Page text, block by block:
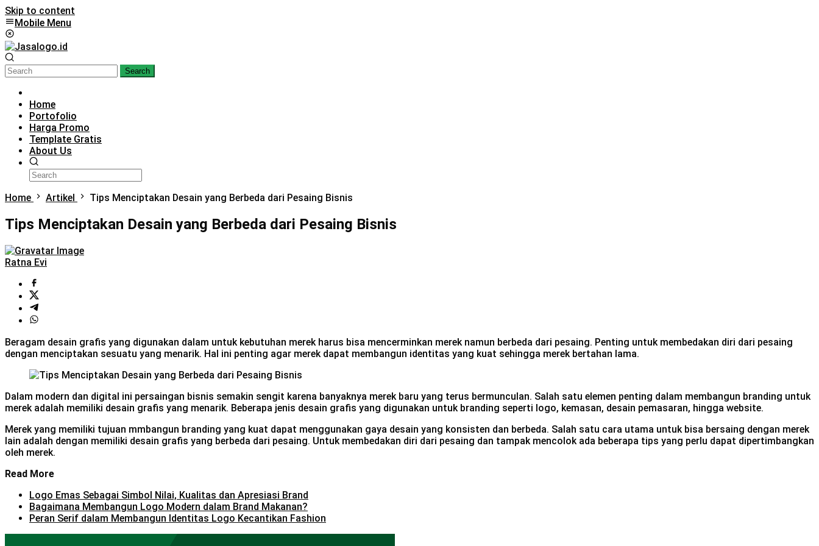
Skip to content
Mobile Menu
Search
Home
Portofolio
Harga Promo
Template Gratis
About Us
Home Artikel Tips Menciptakan Desain yang Berbeda dari Pesaing Bisnis
Tips Menciptakan Desain yang Berbeda dari Pesaing Bisnis
Ratna Evi
Beragam desain grafis yang digunakan dalam untuk kebutuhan merek harus bisa mencerminkan merek namun berbeda dari pesaing. Penting untuk membedakan diri dari pesaing
dengan menciptakan sesuatu yang menarik. Hal ini penting agar merek dapat membangun identitas yang kuat sehingga merek bertahan lama.
Dalam modern dan digital ini persaingan bisnis semakin sengit karena banyaknya merek baru yang terus bermunculan. Salah satu elemen penting dalam membangun branding untuk
merek adalah memiliki desain grafis yang menarik. Beberapa jenis desain grafis yang digunakan untuk branding seperti logo, kemasan, desain pemasaran, hingga website.
Merek yang memiliki tujuan mmbangun branding yang kuat dapat menggunakan gaya desain yang konsisten dan berbeda. Salah satu cara utama untuk bisa bersaing dengan merek
lain adalah dengan memiliki desain grafis yang berbeda dari pesaing. Untuk membedakan diri dari pesaing dan tampak mencolok ada beberapa tips yang perlu dapat dipertimbangkan
oleh merek.
Read More
Logo Emas Sebagai Simbol Nilai, Kualitas dan Apresiasi Brand
Bagaimana Membangun Logo Modern dalam Brand Makanan?
Peran Serif dalam Membangun Identitas Logo Kecantikan Fashion